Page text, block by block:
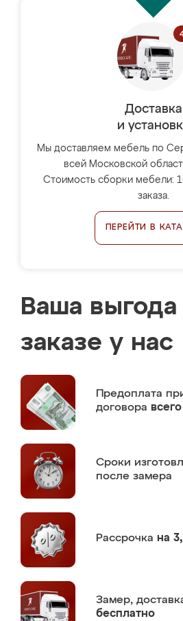
Доставка
и
Мы доставляем мебель по
всей Московской
Стоимость сборки мебели:
заказа.
ПЕРЕЙТИ В
Ваша
заказе у нас
Предоплата
договора
Сроки
после замера
Рассрочка на
Замер,
бесплатно